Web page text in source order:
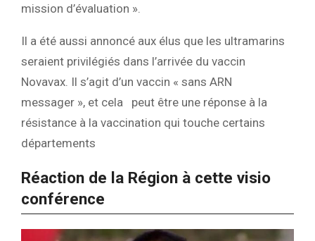
mission d’évaluation ».
Il a été aussi annoncé aux élus que les ultramarins
seraient privilégiés dans l’arrivée du vaccin
Novavax. Il s’agit d’un vaccin « sans ARN
messager », et cela peut être une réponse à la
résistance à la vaccination qui touche certains
départements
Réaction de la Région à cette visio
conférence